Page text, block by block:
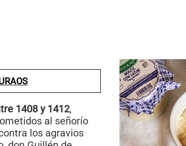
1408 y 1412,
al señorío
los agravios